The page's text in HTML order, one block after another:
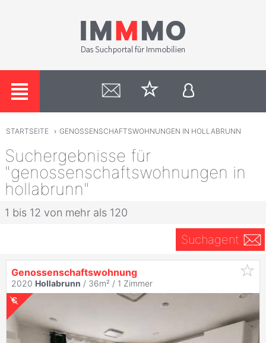
STARTSEITE › GENOSSENSCHAFTSWOHNUNGEN IN HOLLABRUNN
Suchergebnisse für
"genossenschaftswohnungen in
hollabrunn"
1 bis 12 von mehr als 120
Suchagent
Genossenschaftswohnung
2020 Hollabrunn / 36m² / 1 Zimmer